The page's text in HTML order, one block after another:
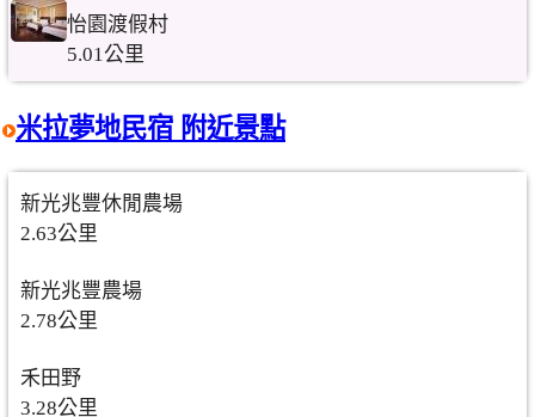
怡園渡假村
5.01公里
米拉夢地民宿 附近景點
新光兆豐休閒農場
2.63公里
新光兆豐農場
2.78公里
禾田野
3.28公里